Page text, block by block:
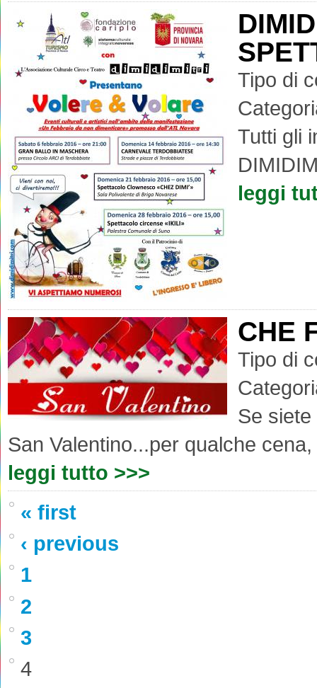
Tipo di
Tutti gli
leggi
CHE
Tipo di
Se
San Valentino...per qualche
leggi tutto >>>
« first
‹ previous
1
2
3
4